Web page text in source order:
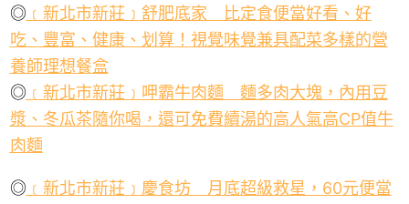
◎ ﹝新北市新莊﹞舒肥底家 比定食便當好看、好
吃、豐富、健康、划算！視覺味覺兼具配菜多樣的營
養師理想餐盒
◎ ﹝ 新北市新莊﹞呷霸牛肉麵 麵多肉大塊，內用豆
漿、冬瓜茶隨你喝，還可免費續湯的高人氣高CP值牛
肉麵
◎ ﹝新北市新莊﹞慶食坊 月底超級救星， 60元便當